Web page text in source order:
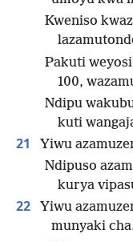
Kweniso
Pakuti
100,
Ndipu
kuti
21 Yiwu
Ndipuso
kurya
22
Yiwu
munyaki